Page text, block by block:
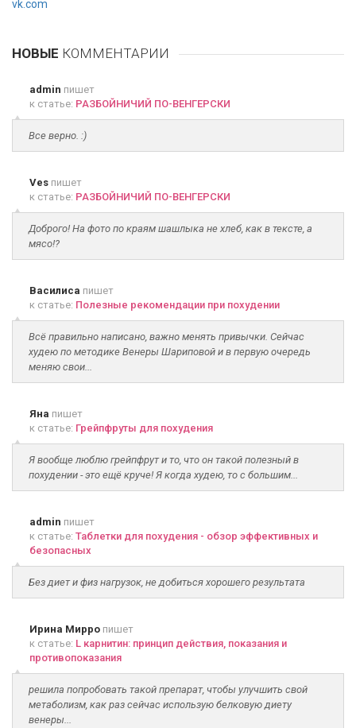
vk.com
НОВЫЕ КОММЕНТАРИИ
admin пишет
к статье: РАЗБОЙНИЧИЙ ПО-ВЕНГЕРСКИ
Все верно. :)
Ves пишет
к статье: РАЗБОЙНИЧИЙ ПО-ВЕНГЕРСКИ
Доброго! На фото по краям шашлыка не хлеб, как в тексте, а
мясо!?
Василиса пишет
к статье: Полезные рекомендации при похудении
Всё правильно написано, важно менять привычки. Сейчас
худею по методике Венеры Шариповой и в первую очередь
меняю свои...
Яна пишет
к статье: Грейпфруты для похудения
Я вообще люблю грейпфрут и то, что он такой полезный в
похудении - это ещё круче! Я когда худею, то с большим...
admin пишет
к статье: Таблетки для похудения - обзор эффективных и
безопасных
Без диет и физ нагрузок, не добиться хорошего результата
Ирина Мирро пишет
к статье: L карнитин: принцип действия, показания и
противопоказания
решила попробовать такой препарат, чтобы улучшить свой
метаболизм, как раз сейчас использую белковую диету
венеры...